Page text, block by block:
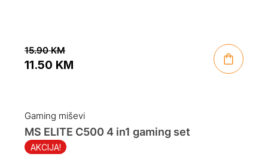
15.90KM
was:
15.90 KM.
11.50 KM
is:
11.50 KM.
Gaming miševi
AKCIJA!
MS ELITE C500 4 in1 gaming set